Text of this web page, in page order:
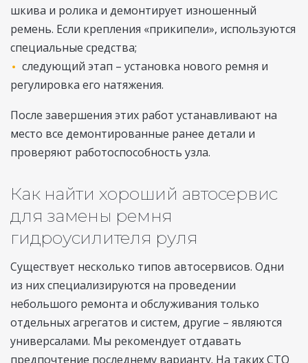
шкива и ролика и демонтирует изношенный
ремень. Если крепления «прикипели», используются
специальные средства;
следующий этап – установка нового ремня и
регулировка его натяжения.
После завершения этих работ устанавливают на
место все демонтированные ранее детали и
проверяют работоспособность узла.
Как найти хороший автосервис
для замены ремня
гидроусилителя руля
Существует несколько типов автосервисов. Одни
из них специализируются на проведении
небольшого ремонта и обслуживания только
отдельных агрегатов и систем, другие – являются
универсалами. Мы рекомендует отдавать
предпочтение последнему варианту. На таких СТО